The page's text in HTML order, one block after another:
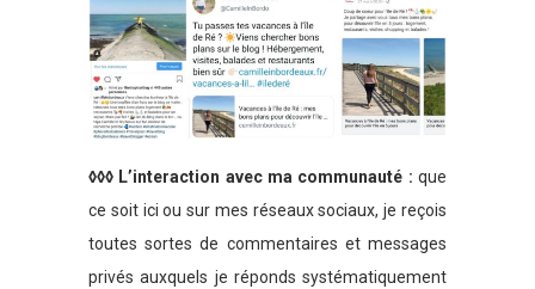
◊◊◊ L’interaction avec ma communauté : que
ce soit ici ou sur mes réseaux sociaux, je reçois
toutes sortes de commentaires et messages
privés auxquels je réponds systématiquement